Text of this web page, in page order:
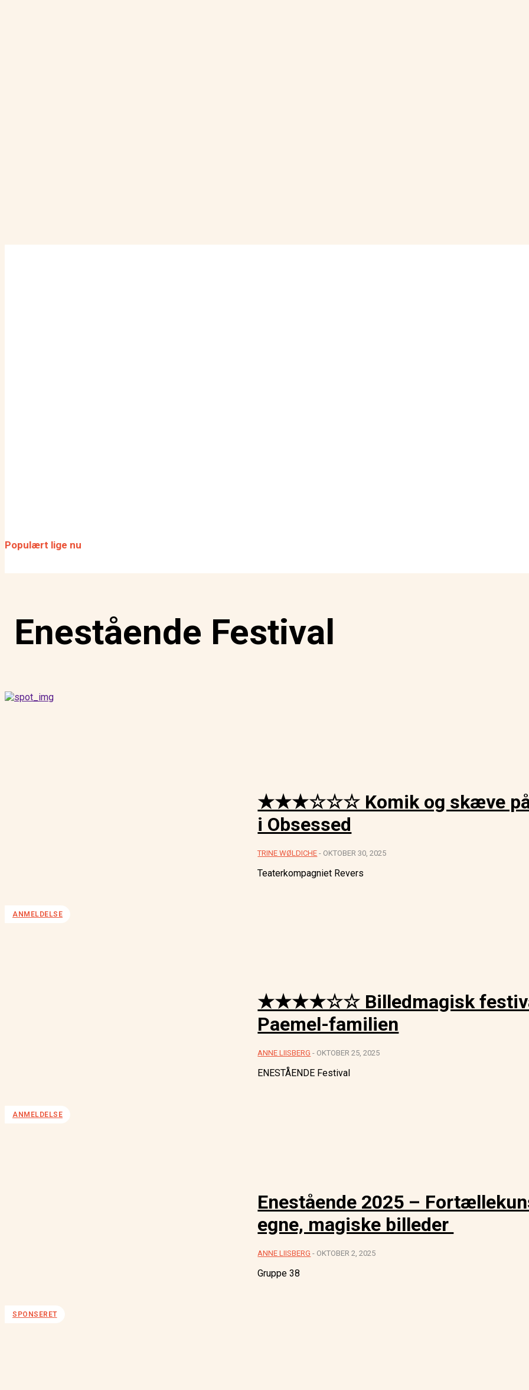
Populært lige nu
Enestående Festival
ANMELDELSE
★★★☆☆☆ Komik og skæve
i Obsessed
TRINE WØLDICHE - OKTOBER 30, 2025
Teaterkompagniet Revers
ANMELDELSE
★★★★☆☆ Billedmagisk
Paemel-familien
ANNE LIISBERG - OKTOBER 25, 2025
ENESTÅENDE Festival
SPONSERET
Enestående 2025 –
egne, magiske billeder
ANNE LIISBERG - OKTOBER 2, 2025
Gruppe 38